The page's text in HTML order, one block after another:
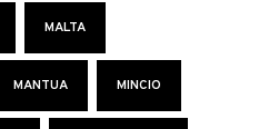
MALTA
MANTUA MINCIO